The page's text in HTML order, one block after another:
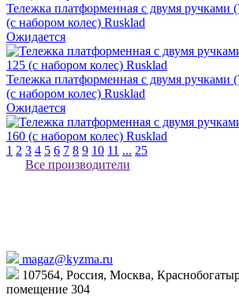
Тележка платформенная с двумя ручками
(с набором колес) Rusklad
Ожидается
Тележка платформенная с двумя ручками
(с набором колес) Rusklad
Ожидается
1 2 3 4 5 6 7 8 9 10 11 ... 25
Все производители
magaz@kyzma.ru
107564, Россия, Москва,
помещение 304